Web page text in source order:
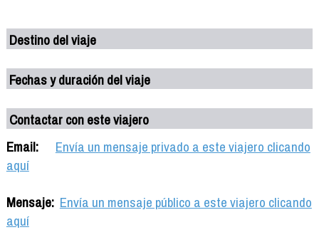
Destino del viaje
Fechas y duración del viaje
Contactar con este viajero
Email:
Envía un mensaje privado a este viajero clicando
aquí
Mensaje: Envía un mensaje público a este viajero clicando
aquí